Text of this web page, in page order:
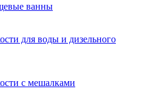
ванны
для воды и дизельного
с мешалками